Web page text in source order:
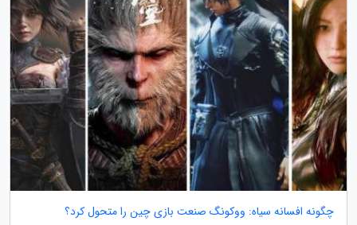
چگونه افسانه سیاه: ووکونگ صنعت بازی چین را متحول کرد؟